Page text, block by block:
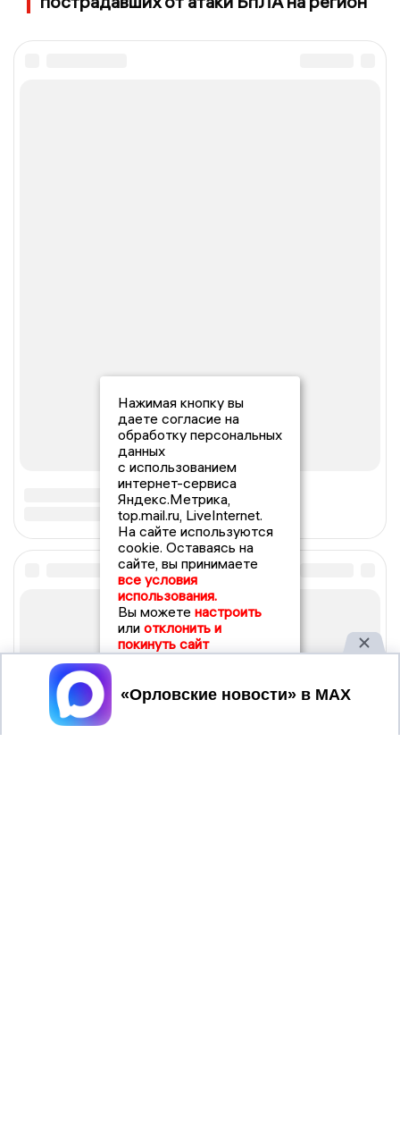
Нажимая кнопку вы
даете согласие на
обработку персональных
данных
с использованием
интернет-сервиса
Яндекс.Метрика,
top.mail.ru, LiveInternet.
На сайте используются
cookie. Оставаясь на
сайте, вы принимаете
все условия
использования.
Вы можете настроить
или отклонить и
покинуть сайт
Принять